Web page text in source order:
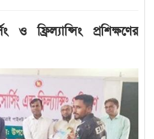
ও ফ্রিল্যান্সিং প্রশিক্ষণের